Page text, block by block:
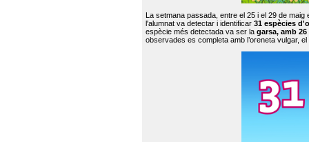
La setmana passada, entre el 25 i el 29 de
l'alumnat va detectar i identificar 31 espècies
espècie més detectada va ser la garsa, amb
observades es completa amb l’oreneta vulgar,